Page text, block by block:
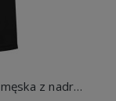
Ja Nie Chrapię Ja Wabię Dziki koszulka męska z nadrukiem